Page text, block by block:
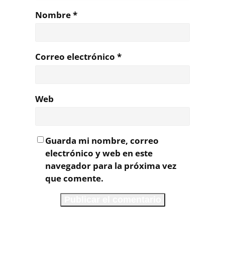
Nombre*
Correo electrónico *
Web
Guarda mi nombre, correo
electrónico y web en este
navegador para la próxima vez
que comente.